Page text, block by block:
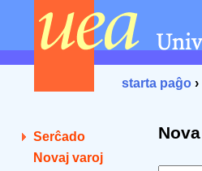
starta paĝo ›
Serĉado
Novaj varoj